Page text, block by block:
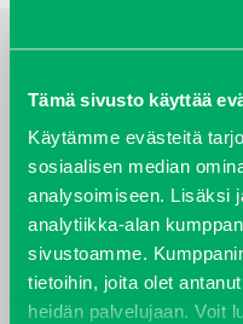
Tämä sivusto käyttää
Käytämme evästeitä
sosiaalisen median
analysoimiseen. Lisäksi
analytiikka-alan
sivustoamme.
tietoihin, joita olet
heidän palvelujaan. Voit
Varaosat
Puh 020